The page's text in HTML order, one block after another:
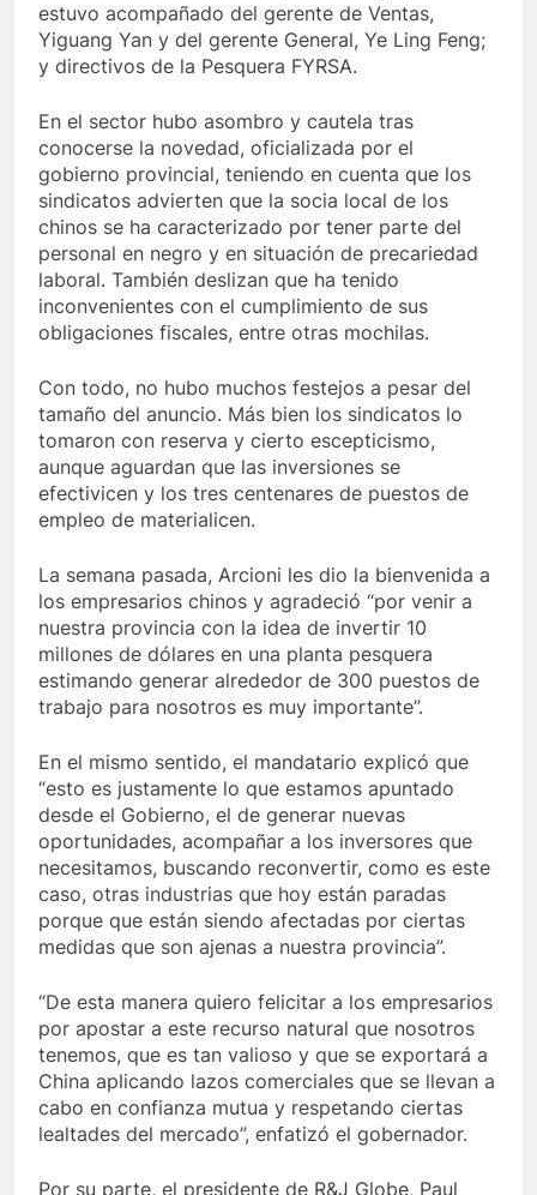
estuvo acompañado del gerente de Ventas,
Yiguang Yan y del gerente General, Ye Ling Feng;
y directivos de la Pesquera FYRSA.
En el sector hubo asombro y cautela tras
conocerse la novedad, oficializada por el
gobierno provincial, teniendo en cuenta que los
sindicatos advierten que la socia local de los
chinos se ha caracterizado por tener parte del
personal en negro y en situación de precariedad
laboral. También deslizan que ha tenido
inconvenientes con el cumplimiento de sus
obligaciones fiscales, entre otras mochilas.
Con todo, no hubo muchos festejos a pesar del
tamaño del anuncio. Más bien los sindicatos lo
tomaron con reserva y cierto escepticismo,
aunque aguardan que las inversiones se
efectivicen y los tres centenares de puestos de
empleo de materialicen.
La semana pasada, Arcioni les dio la bienvenida a
los empresarios chinos y agradeció “por venir a
nuestra provincia con la idea de invertir 10
millones de dólares en una planta pesquera
estimando generar alrededor de 300 puestos de
trabajo para nosotros es muy importante”.
En el mismo sentido, el mandatario explicó que
“esto es justamente lo que estamos apuntado
desde el Gobierno, el de generar nuevas
oportunidades, acompañar a los inversores que
necesitamos, buscando reconvertir, como es este
caso, otras industrias que hoy están paradas
porque que están siendo afectadas por ciertas
medidas que son ajenas a nuestra provincia”.
“De esta manera quiero felicitar a los empresarios
por apostar a este recurso natural que nosotros
tenemos, que es tan valioso y que se exportará a
China aplicando lazos comerciales que se llevan a
cabo en confianza mutua y respetando ciertas
lealtades del mercado”, enfatizó el gobernador.
Por su parte, el presidente de R&J Globe, Paul